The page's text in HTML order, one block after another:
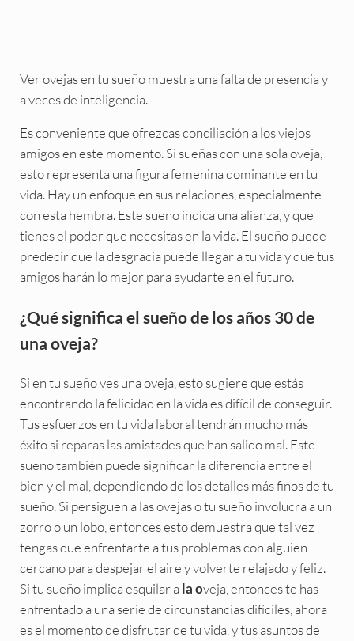
Ver ovejas en tu sueño muestra una falta de presencia y
a veces de inteligencia.
Es conveniente que ofrezcas conciliación a los viejos
amigos en este momento. Si sueñas con una sola oveja,
esto representa una figura femenina dominante en tu
vida. Hay un enfoque en sus relaciones, especialmente
con esta hembra. Este sueño indica una alianza, y que
tienes el poder que necesitas en la vida. El sueño puede
predecir que la desgracia puede llegar a tu vida y que tus
amigos harán lo mejor para ayudarte en el futuro.
¿Qué significa el sueño de los años 30 de
una oveja?
Si en tu sueño ves una oveja, esto sugiere que estás
encontrando la felicidad en la vida es difícil de conseguir.
Tus esfuerzos en tu vida laboral tendrán mucho más
éxito si reparas las amistades que han salido mal. Este
sueño también puede significar la diferencia entre el
bien y el mal, dependiendo de los detalles más finos de tu
sueño. Si persiguen a las ovejas o tu sueño involucra a un
zorro o un lobo, entonces esto demuestra que tal vez
tengas que enfrentarte a tus problemas con alguien
cercano para despejar el aire y volverte relajado y feliz.
Si tu sueño implica esquilar a la oveja, entonces te has
enfrentado a una serie de circunstancias difíciles, ahora
es el momento de disfrutar de tu vida, y tus asuntos de